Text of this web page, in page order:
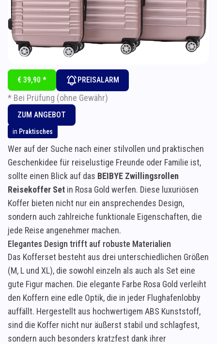
€ 39,90 * PREISALARM
* Bei Prüfung (ohne Gewähr)
ZUM ANGEBOT
in Praktisches
Wer auf der Suche nach einer stilvollen und praktischen
Geschenkidee für reiselustige Freunde oder Familie ist,
sollte einen Blick auf das BEIBYE Zwillingsrollen
Reisekoffer Set in Rosa Gold werfen. Diese luxuriösen
Koffer bieten nicht nur ein ansprechendes Design,
sondern auch zahlreiche funktionale Eigenschaften, die
jede Reise angenehmer machen.
Elegantes Design trifft auf robuste Materialien
Das Kofferset besteht aus drei unterschiedlichen Größen
(M, L und XL), die sowohl einzeln als auch als Set eine
gute Figur machen. Die elegante Farbe Rosa Gold verleiht
den Koffern eine edle Optik, die in jeder Flughafenlobby
auffällt. Hergestellt aus hochwertigem ABS Kunststoff,
sind die Koffer nicht nur äußerst stabil und schlagfest,
sondern auch besonders kratzfest dank ihrer